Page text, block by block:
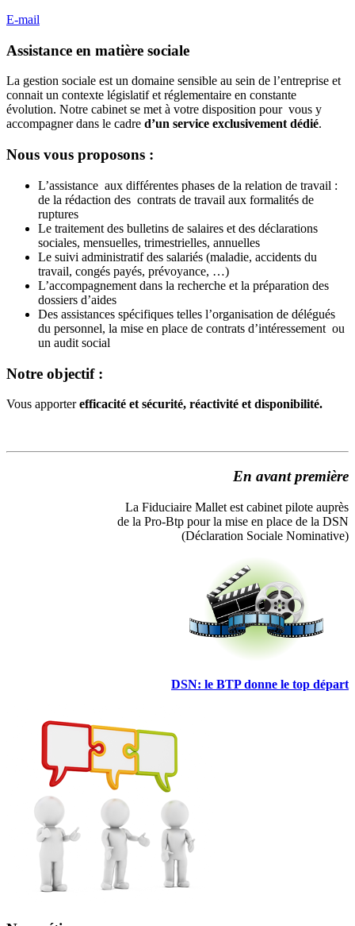
E-mail
Assistance en matière sociale
La gestion sociale est un domaine sensible au sein de l’entreprise et
connait un contexte législatif et réglementaire en constante
évolution. Notre cabinet se met à votre disposition pour vous y
accompagner dans le cadre d’un service exclusivement dédié.
Nous vous proposons :
L’assistance aux différentes phases de la relation de travail :
de la rédaction des contrats de travail aux formalités de
ruptures
Le traitement des bulletins de salaires et des déclarations
sociales, mensuelles, trimestrielles, annuelles
Le suivi administratif des salariés (maladie, accidents du
travail, congés payés, prévoyance, …)
L’accompagnement dans la recherche et la préparation des
dossiers d’aides
Des assistances spécifiques telles l’organisation de délégués
du personnel, la mise en place de contrats d’intéressement ou
un audit social
Notre objectif :
Vous apporterefficacité et sécurité, réactivité et disponibilité.
En avant première
La Fiduciaire Mallet est cabinet pilote auprès
de la Pro-Btp pour la mise en place de la DSN
(Déclaration Sociale Nominative)
DSN: le BTP donne le top départ